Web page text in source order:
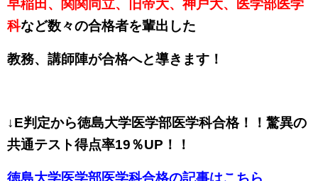
早稲田、関関同立、旧帝大、神戸大、医学部医学
科など数々の合格者を輩出した
教務、講師陣が合格へと導きます！
↓E判定から徳島大学医学部医学科合格！！驚異の
共通テスト得点率19％UP！！
徳島大学医学部医学科合格の記事はこちら